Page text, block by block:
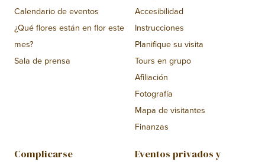
Calendario de eventos
¿Qué flores están en flor este
mes?
Sala de prensa
Accesibilidad
Instrucciones
Planifique su visita
Tours en grupo
Afiliación
Fotografía
Mapa de visitantes
Finanzas
Complicarse
Eventos privados y